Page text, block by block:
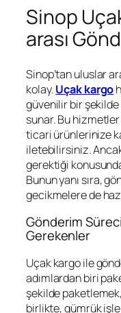
Sinop
arası
Sinop’tan uluslar
kolay.Uçak kargo
güvenilir bir şekilde
sunar. Bu
ticari ürünlerinize
iletebilirsiniz.
gerektiği
Bunun yanı sıra,
gecikmelere de
Gönderim
Gerekenler
Uçak kargo ile
adımlardan biri
şekilde
birlikte, gümrük